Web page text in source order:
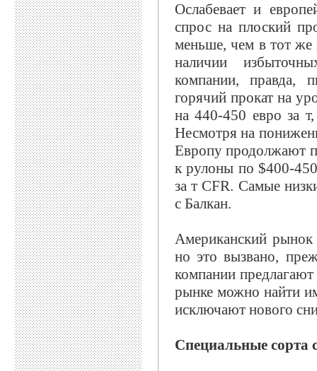
Ослабевает и
спрос на плоский
меньше, чем в тот же
наличии
компании, правда,
горячий прокат на
на 440-450 евро за
Несмотря на
Европу продолжают
к рулоны по $400-
за т CFR. Самые
с Балкан.
Американский рынок
но это вызвано,
компании
рынке можно найти
исключают нового
Специальные сорта